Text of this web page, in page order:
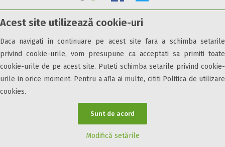
Acest site utilizează cookie-uri
Daca navigati in continuare pe acest site fara a schimba setarile
privind cookie-urile, vom presupune ca acceptati sa primiti toate
cookie-urile de pe acest site. Puteti schimba setarile privind cookie-
urile in orice moment. Pentru a afla ai multe, cititi Politica de utilizare
cookies.
Sunt de acord
Modifică setările
All inclusive
Pensiune completa
Demipensiune
Mic dejun
Accepta animale
Accepta voucher vacanta
Acces persoane cu dizabilități
Obiective turistice Informații utile Parteneri Cazare7 Harta Cazare7